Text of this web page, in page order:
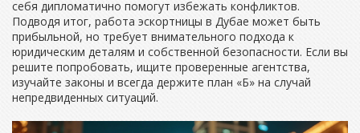
себя дипломатично помогут избежать конфликтов.
Подводя итог, работа эскортницы в Дубае может быть
прибыльной, но требует внимательного подхода к
юридическим деталям и собственной безопасности. Если вы
решите попробовать, ищите проверенные агентства,
изучайте законы и всегда держите план «Б» на случай
непредвиденных ситуаций.